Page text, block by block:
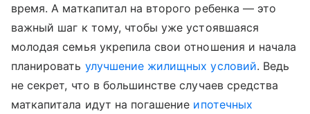
время. А маткапитал на второго ребенка — это
важный шаг к тому, чтобы уже устоявшаяся
молодая семья укрепила свои отношения и начала
планировать улучшение жилищных условий. Ведь
не секрет, что в большинстве случаев средства
маткапитала идут на погашение ипотечных